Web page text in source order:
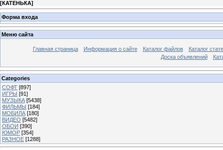
[КАТЕНЬКА]
Форма входа
Меню сайта
Главная страница Информация о сайте Каталог файлов
Каталог
Доска объявлений
Categories
СОФТ [897]
ИГРЫ [91]
МУЗЫКА [5438]
ФИЛЬМЫ [184]
МОБИЛА [180]
ВИДЕО [5482]
ОБОИ [390]
ЮМОР [354]
РАЗНОЕ [1288]